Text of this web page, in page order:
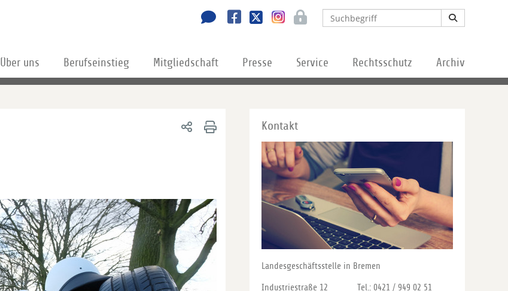
Über uns Berufseinstieg Mitgliedschaft Presse Service Rechtsschutz Archiv
Kontakt
Landesgeschäftsstelle in Bremen
Industriestraße 12
Tel.: 0421 / 949 02 51